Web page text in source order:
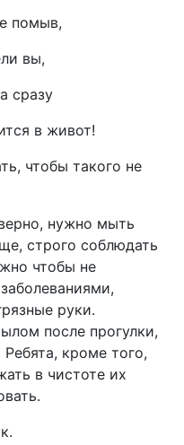
помыв,
вы,
живот!
чтобы такого не
нужно мыть
строго соблюдать
чтобы не
руки.
после прогулки,
кроме того,
в чистоте их